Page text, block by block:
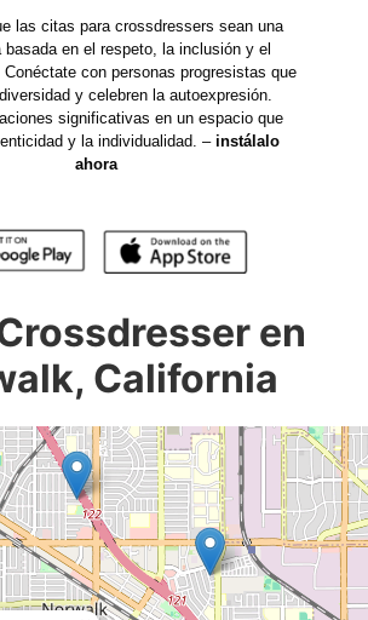
las citas para crossdressers sean una
basada en el respeto, la inclusión y el
con personas progresistas que
y celebren la autoexpresión.
significativas en un espacio que
y la individualidad. – instálalo
ahora
en
California